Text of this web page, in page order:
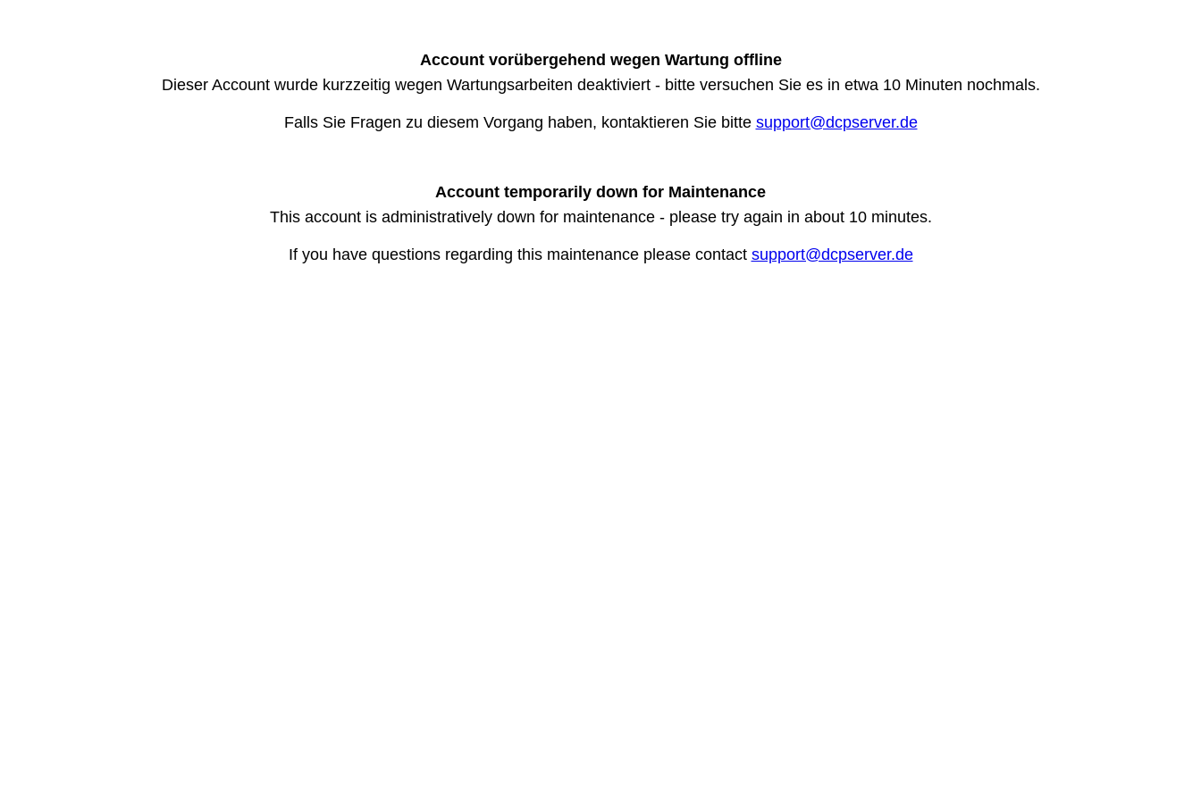
Account vorübergehend wegen Wartung offline
Dieser Account wurde kurzzeitig wegen Wartungsarbeiten deaktiviert - bitte versuchen Sie es in etwa 10 Minuten nochmals.
Falls Sie Fragen zu diesem Vorgang haben, kontaktieren Sie bitte support@dcpserver.de
Account temporarily down for Maintenance
This account is administratively down for maintenance - please try again in about 10 minutes.
If you have questions regarding this maintenance please contact support@dcpserver.de